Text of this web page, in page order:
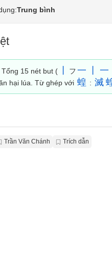
Trung bình
Tổng 15 nét but ( フ一 一
hại lúa. Từ ghép với 蝗 : 滅
Trần Văn Chánh Trích dẫn